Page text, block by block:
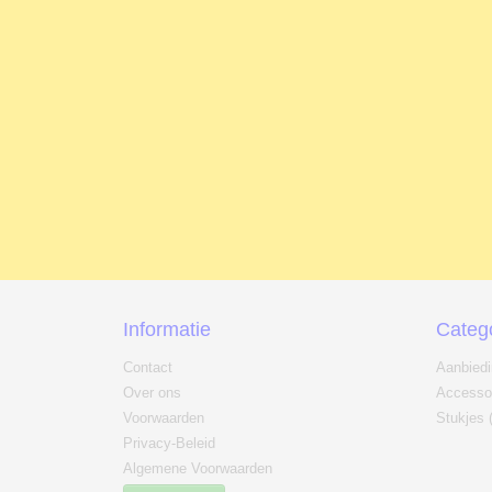
Informatie
Contact
Over ons
Voorwaarden
Privacy-Beleid
Algemene Voorwaarden
Stukjes